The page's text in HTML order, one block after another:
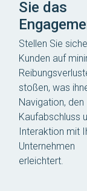
Sie das
Stellen Sie
Kunden auf
stoßen, was
Navigation, den
Kaufabschluss
Interaktion mit
Unternehmen
erleichtert.